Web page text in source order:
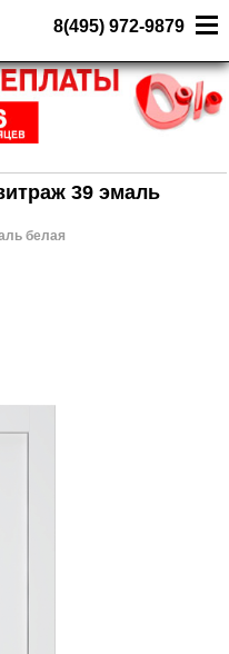
8(495) 972-9879
39 эмаль
белая